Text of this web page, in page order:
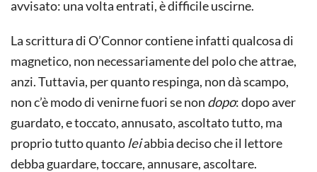
avvisato: una volta entrati, è difficile uscirne.
La scrittura di O’Connor contiene infatti qualcosa di
magnetico, non necessariamente del polo che attrae,
anzi. Tuttavia, per quanto respinga, non dà scampo,
non c’è modo di venirne fuori se non dopo: dopo aver
guardato, e toccato, annusato, ascoltato tutto, ma
proprio tutto quanto leiabbia deciso che il lettore
debba guardare, toccare, annusare, ascoltare.